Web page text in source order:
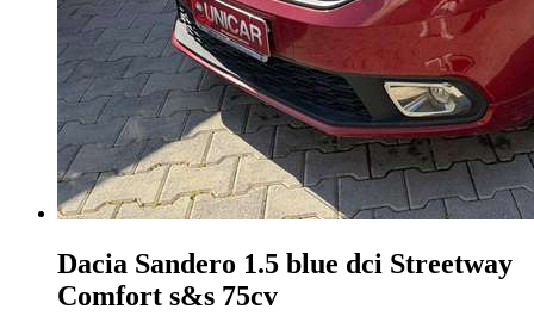
Dacia Sandero 1.5 blue dci Streetway
Comfort s&s 75cv